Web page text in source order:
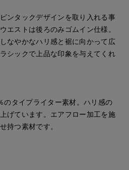
ンタックデザインを取り入れる事
エストは後ろのみゴムイン仕様。
なやかなハリ感と裾に向かって広
シックで上品な印象を与えてくれ
のタイプライター素材。ハリ感の
げています。エアフロー加工を施
持つ素材です。